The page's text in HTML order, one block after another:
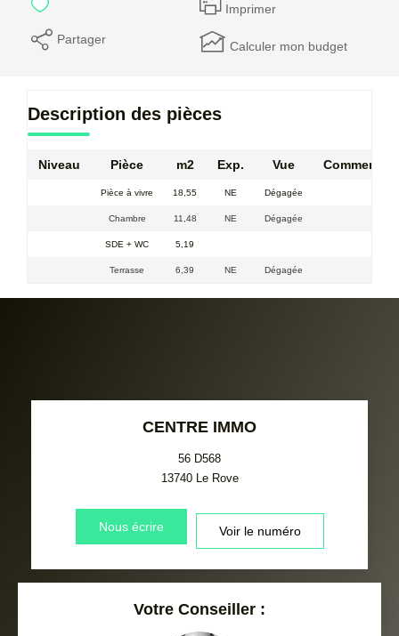
Imprimer
Partager Calculer mon budget
Description des pièces
Niveau Pièce m2 Exp. Vue
Pièce à vivre 18,55 NE Dégagée
Chambre 11,48 NE Dégagée
SDE + WC 5,19
Terrasse 6,39 NE Dégagée
CENTRE IMMO
56 D568
13740 Le Rove
Nous écrire Voir le numéro
Votre Conseiller :